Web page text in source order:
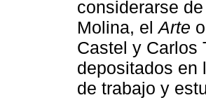
considerarse
Molina, elArte
Castel y Carlos
depositados en
de trabajo y